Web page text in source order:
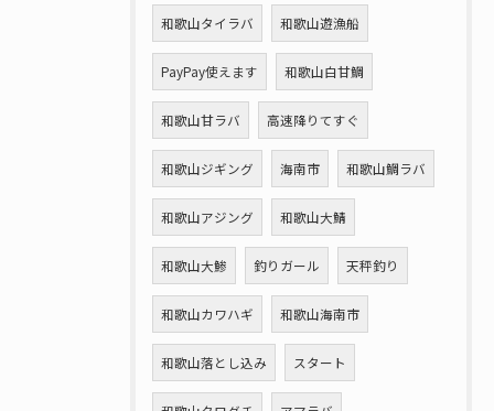
和歌山タイラバ 和歌山遊漁船
PayPay使えます 和歌山白甘鯛
和歌山甘ラバ 高速降りてすぐ
和歌山ジギング 海南市 和歌山鯛ラバ
和歌山アジング 和歌山大鯖
和歌山大鯵 釣りガール 天秤釣り
和歌山カワハギ 和歌山海南市
和歌山落とし込み スタート